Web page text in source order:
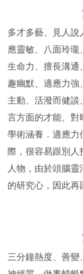
多才多藝、見人說
應靈敏、八面玲
生命力、擅長溝通
趣幽默、適應力強
主動、活潑而健
言方面的才能、對
學術涵養．適應力
際，很容易跟別
人物，由於頭腦
的研究心，因此再
三分鐘熱度、善